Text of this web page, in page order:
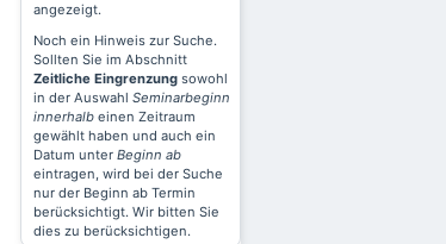
angezeigt.
Noch ein Hinweis zur Suche.
Sollten Sie im Abschnitt
Zeitliche Eingrenzung sowohl
in der Auswahl Seminarbeginn
innerhalb einen Zeitraum
gewählt haben und auch ein
Datum unter Beginn ab
eintragen, wird bei der Suche
nur der Beginn ab Termin
berücksichtigt. Wir bitten Sie
dies zu berücksichtigen.